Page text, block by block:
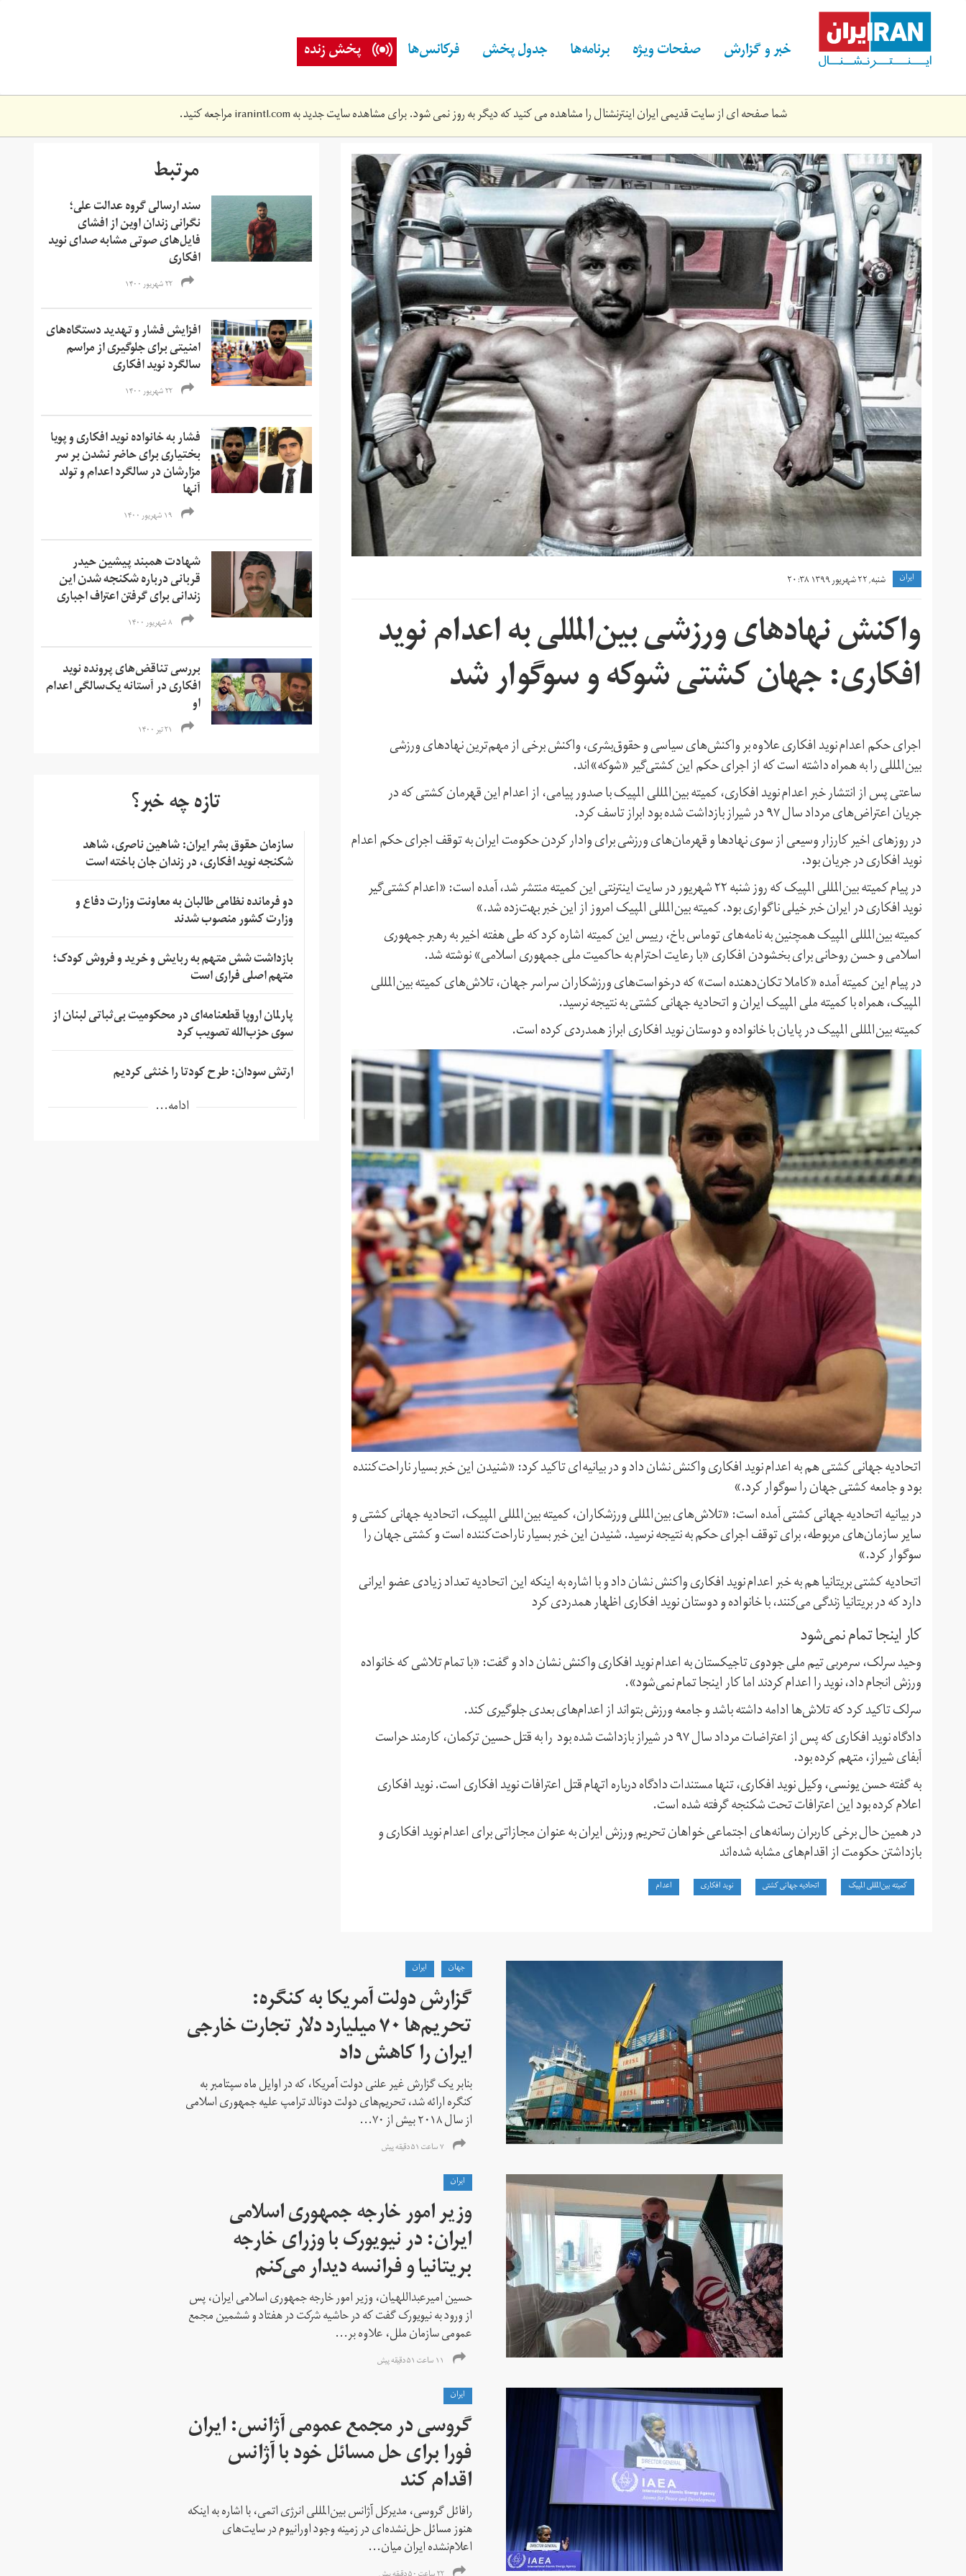
content خبر و گزارش صفحات ویژه برنامه‌ها جدول پخش فرکانس‌ها پخش زنده
شما صفحه ای از سایت قدیمی ایران اینترنشنال را مشاهده می کنید که دیگر به روز نمی شود. برای مشاهده سایت جدید بهiranintl.comمراجعه کنید.
nwyd_10.jpg
ايران شنبه, ۲۲ شهریور ۱۳۹۹ ۲۰:۳۸
واکنش نهادهای ورزشی بین‌المللی به اعدام نوید
افکاری: جهان کشتی شوکه و سوگوار شد
اجرای حکم اعدام نوید افکاری علاوه بر واکنش‌های سیاسی و حقوق‌بشری، واکنش برخی از مهم‌ترین نهادهای ورزشی
بین‌المللی را به همراه داشته است که از اجرای حکم این کشتی‌گیر «‌شوکه»‌اند.
ساعتی پس از انتشار خبر اعدام نوید افکاری، کمیته بین‌المللی المپیک با صدور پیامی، از اعدام این قهرمان کشتی که در
جریان اعتراض‌های مرداد سال ۹۷ در شیراز بازداشت شده بود ابراز تاسف کرد.
در روزهای اخیر کارزار وسیعی از سوی نهادها و قهرمان‌های ورزشی برای وادار کردن حکومت ایران به توقف اجرای حکم اعدام
نوید افکاری در جریان بود.
در پیام کمیته بین‌المللی المپیک که روز شنبه ۲۲ شهریور در سایت اینترنتی این کمیته منتشر شد، آمده است: «اعدام کشتی‌گیر
نوید افکاری در ایران خبر خیلی ناگواری بود. کمیته بین‌المللی المپیک امروز از این خبر بهت‌زده شد.»
کمیته بین‌المللی المپیک همچنین به نامه‌های توماس باخ، رییس این کمیته اشاره کرد که طی هفته اخیر به رهبر جمهوری
اسلامی و حسن روحانی برای بخشودن افکاری «با رعایت احترام به حاکمیت ملی جمهوری اسلامی» نوشته شد.
در پیام این کمیته آمده «کاملا تکان‌دهنده است» که درخواست‌های ورزشکاران سراسر جهان، تلاش‌های کمیته بین‌المللی
المپیک، همراه با کمیته ملی المپیک ایران و اتحادیه جهانی کشتی به نتیجه نرسید.
کمیته بین‌المللی المپیک در پایان با خانواده و دوستان نوید افکاری ابراز همدردی کرده است.
اتحادیه جهانی کشتی هم به اعدام نوید افکاری واکنش نشان داد و در بیانیه‌ای تاکید کرد: «شنیدن این خبر بسیار ناراحت‌کننده
بود و جامعه کشتی جهان را سوگوار کرد.»
در بیانیه اتحادیه جهانی کشتی آمده است: «تلاش‌های بین‌المللی ورزشکاران، کمیته بین‌المللی المپیک، اتحادیه جهانی کشتی و
سایر سازمان‌های مربوطه، برای توقف اجرای حکم به نتیجه نرسید. شنیدن این خبر بسیار ناراحت‌کننده است و کشتی جهان را
سوگوار کرد.»
اتحادیه کشتی بریتانیا هم به خبر اعدام نوید افکاری واکنش نشان داد و با اشاره به اینکه این اتحادیه تعداد زیادی عضو ایرانی
دارد که در بریتانیا زندگی می‌کنند، با خانواده و دوستان نوید افکاری اظهار همدردی کرد
کار اینجا تمام نمی‌شود
وحید سرلک، سرمربی تیم ملی جودوی تاجیکستان به اعدام نوید افکاری واکنش نشان داد و گفت: «با تمام تلاشی که خانواده
ورزش انجام داد، نوید را اعدام کردند اما کار اینجا تمام نمی‌شود».
سرلک تاکید کرد که تلاش‌ها ادامه داشته باشد و جامعه ورزش بتواند از اعدام‌های بعدی جلوگیری کند.
دادگاه نوید افکاری که پس از اعتراضات مرداد سال ۹۷ در شیراز بازداشت شده بود را به قتل حسین ترکمان، کارمند حراست
آبفای شیراز، متهم کرده بود.
به گفته حسن یونسی، وکیل نوید افکاری، تنها مستندات دادگاه درباره اتهام قتل اعترافات نوید افکاری است. نوید افکاری
اعلام کرده بود این اعترافات تحت شکنجه گرفته شده است.
در همین حال برخی کاربران رسانه‌های اجتماعی خواهان تحریم ورزش ایران به عنوان مجازاتی برای اعدام نوید افکاری و
بازداشتن حکومت از اقدام‌های مشابه شده‌اند
کمیته بین‌المللی المپیک اتحادیه جهانی کشتی نوید افکاری اعدام
مرتبط
سند ارسالی گروه عدالت علی؛
نگرانی زندان اوین از افشای
فایل‌های صوتی مشابه صدای نوید
افکاری
۲۲ شهریور ۱۴۰۰
افزایش فشار و تهدید دستگاه‌های
امنیتی برای جلوگیری از مراسم
سالگرد نوید افکاری
۲۲ شهریور ۱۴۰۰
فشار به خانواده نوید افکاری و پویا
بختیاری برای حاضر نشدن بر سر
مزارشان در سالگرد اعدام و تولد
آنها
۱۹ شهریور ۱۴۰۰
شهادت همبند پیشین حیدر
قربانی درباره شکنجه‌ شدن این
زندانی برای گرفتن اعتراف اجباری
۸ شهریور ۱۴۰۰
بررسی تناقض‌های پرونده نوید
افکاری در آستانه یک‌سالگی اعدام
او
۲۱ تیر ۱۴۰۰
تازه چه خبر؟
سازمان حقوق بشر ایران: شاهین ناصری، شاهد
شکنجه نوید افکاری، در زندان جان باخته است
دو فرمانده نظامی طالبان به معاونت وزارت دفاع و
وزارت کشور منصوب شدند
بازداشت شش متهم به ربایش و خرید و فروش کودک؛
متهم اصلی فراری است
پارلمان اروپا قطعنامه‌ای در محکومیت بی‌ثباتی لبنان از
سوی حزب‌الله تصویب کرد
ارتش سودان: طرح کودتا را خنثی کردیم
ادامه...
جهان ايران
گزارش دولت آمریکا به کنگره:
تحریم‌ها ۷۰ میلیارد دلار تجارت خارجی
ایران را کاهش داد
بنابر یک گزارش غیر علنی دولت آمریکا، که در اوایل ماه سپتامبر به
کنگره ارائه شد، تحریم‌های دولت دونالد ترامپ علیه جمهوری اسلامی
از سال ۲۰۱۸ بیش از ۷۰...
۷ ساعت ۵۱ دقیقه پیش
ايران
وزیر امور خارجه جمهوری اسلامی
ایران: در نیویورک با وزرای خارجه
بریتانیا و فرانسه دیدار می‌کنم
حسین امیرعبداللهیان، وزیر امور خارجه جمهوری اسلامی ایران، پس
از ورود به نیویورک گفت که در حاشیه شرکت در هفتاد و ششمین مجمع
عمومی سازمان ملل، علاوه بر...
۱۱ ساعت ۵۱ دقیقه پیش
ايران
گروسی در مجمع عمومی آژانس: ایران
فورا برای حل مسائل خود با آژانس
اقدام کند
رافائل گروسی، مدیرکل آژانس بین‌المللی انرژی اتمی، با اشاره به اینکه
هنوز مسائل حل‌نشده‌ای در زمینه وجود اورانیوم در سایت‌های
اعلام‌نشده ایران میان...